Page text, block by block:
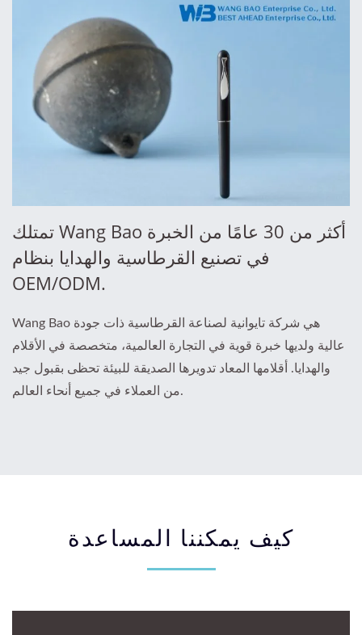
تمتلك Wang Bao أكثر من 30 عامًا من الخبرة
في تصنيع القرطاسية والهدايا بنظام
OEM/ODM.
Wang Bao هي شركة تايوانية لصناعة القرطاسية ذات جودة
عالية ولديها خبرة قوية في التجارة العالمية، متخصصة في الأقلام
والهدايا. أقلامها المعاد تدويرها الصديقة للبيئة تحظى بقبول جيد
من العملاء في جميع أنحاء العالم.
كيف يمكننا المساعدة